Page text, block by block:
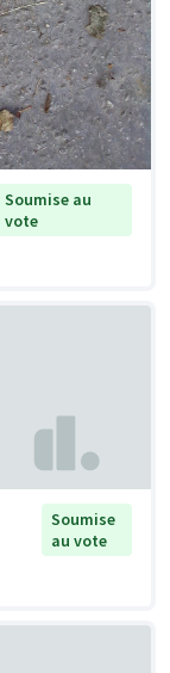
Soumise au
vote
Soumise
au vote